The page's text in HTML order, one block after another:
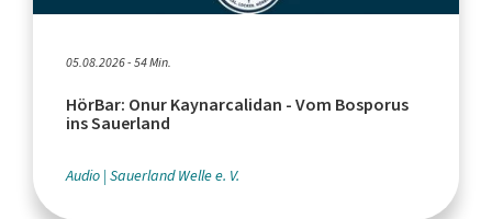
05.08.2026 - 54 Min.
HörBar: Onur Kaynarcalidan - Vom Bosporus
ins Sauerland
Audio Sauerland Welle e. V.